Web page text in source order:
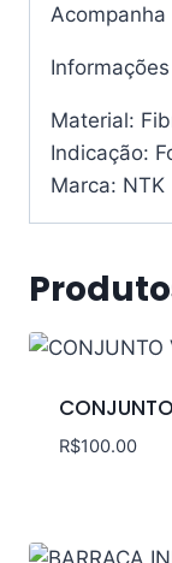
Material:
Indicação:
Marca: NTK
R$100.00